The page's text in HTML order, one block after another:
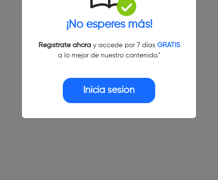
¡No esperes más!
Regístrate ahoray accede por 7 días GRATIS
a lo mejor de nuestro contenido."
Inicia sesión